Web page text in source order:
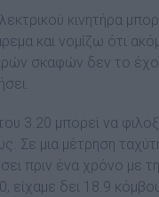
κινητήρα
και νοµίζω ότι
σκαφών δεν το
3.20 µπορεί να
Σε µια µέτρηση
πριν ένα χρόνο µε
είχαµε δει 18.9